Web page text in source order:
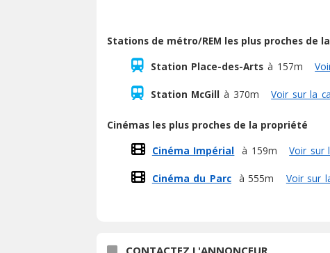
Stations de métro/REM les plus proches de
Station Place-des-Arts à 157m
Station McGill à 370m Voir sur la
Cinémas les plus proches de la propriété
Cinéma Impérial
à 159m Voir sur
Cinéma du Parc à 555m
Voir sur
CONTACTEZ L'ANNONCEUR